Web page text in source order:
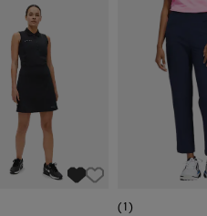
(1)